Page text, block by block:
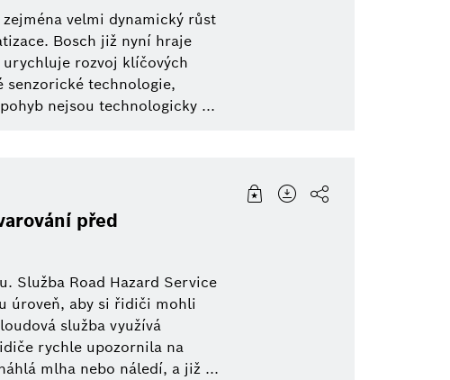
Elektrifikovaná mobilita
Pohonné systémy
Automotive Aftermarket Elektrické nářadí
velmi dynamický růst
Bosch již nyní hraje
rozvoj klíčových
technologie,
nejsou technologicky ...
před
Služba Road Hazard Service
úroveň, aby si řidiči mohli
služba využívá
rychle upozornila na
mlha nebo náledí, a již ...